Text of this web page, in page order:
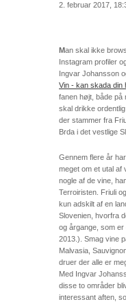
2. februar 2017,
Man skal ikke
Instagram profiler
Ingvar Johansson
Vin - kan skada din
fanen højt, både på
skal drikke
der stammer fra
Brda i det vestlige
Gennem flere år
meget om et utal
nogle af de vine,
Terroiristen. Friuli
kun adskilt af en
Slovenien, hvorfra
og årgange, som er
2013.). Smag vine
Malvasia,
druer der alle er
Med Ingvar
disse to områder
interessant aften,